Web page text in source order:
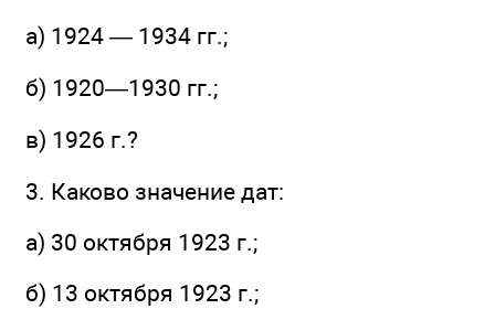
а) 1924 — 1934 гг.;
б) 1920—1930 гг.;
в) 1926 г.?
3. Каково значение дат:
а) 30 октября 1923 г.;
б) 13 октября 1923 г.;